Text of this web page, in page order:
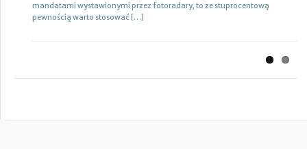
mandatami wystawionymi przez fotoradary, to ze stuprocentową
pewnością warto stosować […]
Wiele osób zastanawia się, jaki rodzaj drewutni ogrodowej sprawdzi
się najlepiej w sytuacji bezpiecznego przechowywania na przykład